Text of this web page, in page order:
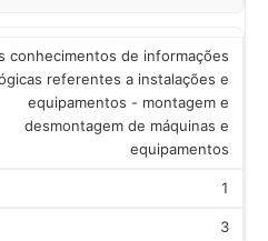
conhecimentos de informações
referentes a instalações e
equipamentos - montagem e
desmontagem de máquinas e
equipamentos
1
3